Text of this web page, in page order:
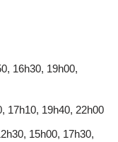
16h30, 19h00,
17h10, 19h40, 22h00
15h00, 17h30,